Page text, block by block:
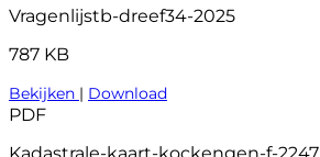
Vragenlijstb-dreef34-2025
787 KB
Bekijken | Download
PDF